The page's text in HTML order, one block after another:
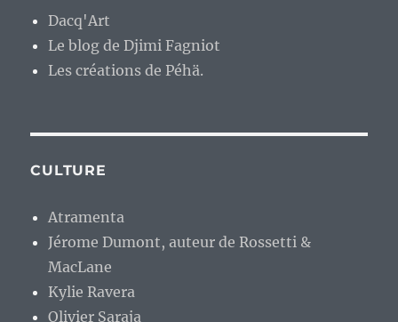
Dacq'Art
Le blog de Djimi Fagniot
Les créations de Péhä.
CULTURE
Atramenta
Jérome Dumont, auteur de Rossetti &
MacLane
Kylie Ravera
Olivier Saraja